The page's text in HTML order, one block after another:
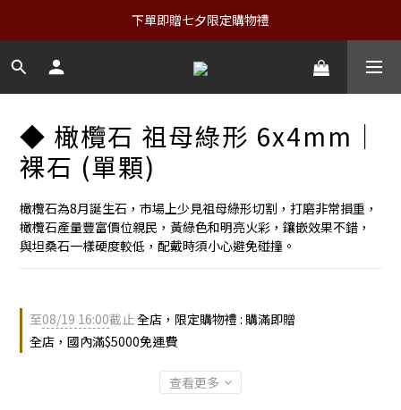
下單即贈七夕限定購物禮
◆ 橄欖石 祖母綠形 6x4mm｜
裸石 (單顆)
橄欖石為8月誕生石，市場上少見祖母綠形切割，打磨非常損重，
橄欖石產量豐富價位親民，黃綠色和明亮火彩，鑲嵌效果不錯，
與坦桑石一樣硬度較低，配戴時須小心避免碰撞。
至08/19 16:00截止全店，限定購物禮 : 購滿即贈
全店，國內滿$5000免運費
查看更多